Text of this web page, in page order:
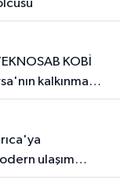
kalkınma
dönem
ulaşım